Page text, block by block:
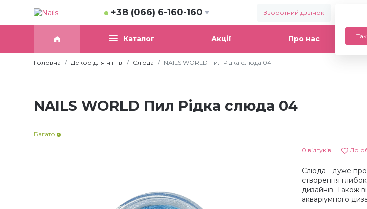
+38 (066) 6-160-160 Зворотний дзвінок
Каталог Акції Про нас
Головна Декор для нігтів Слюда NAILS WORLD Пил Рідка слюда 04
NAILS WORLD Пил Рідка слюда 04
Багато
0 відгуків До
Слюда - дуже
створення
дизайнів. Також
акваріумного